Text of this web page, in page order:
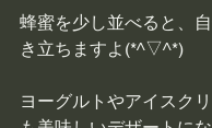
蜂蜜を少し並べると、
き立ちますよ(*^▽^*)
ヨーグルトやアイスク